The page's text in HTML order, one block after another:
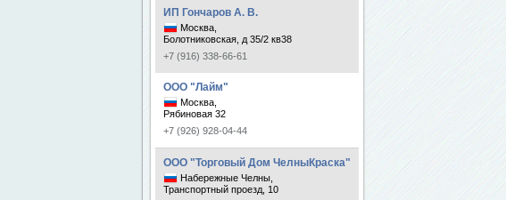
ИП Гончаров А. В.
Москва,
Болотниковская, д 35/2 кв38
+7 (916) 338-66-61
ООО "Лайм"
Москва,
Рябиновая 32
+7 (926) 928-04-44
ООО "Торговый Дом ЧелныКраска"
Набережные Челны,
Транспортный проезд, 10